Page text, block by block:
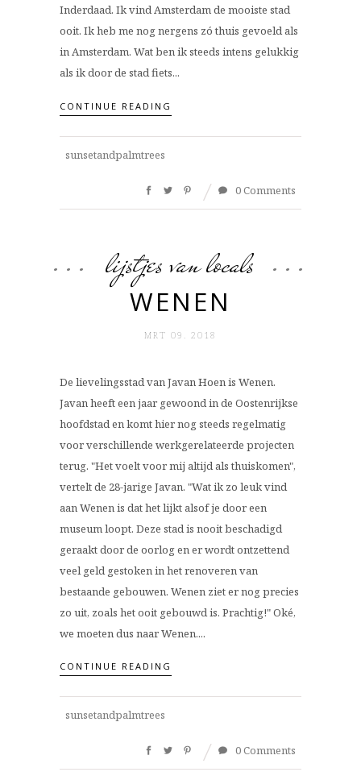
Inderdaad. Ik vind Amsterdam de mooiste stad
ooit. Ik heb me nog nergens zó thuis gevoeld als
in Amsterdam. Wat ben ik steeds intens gelukkig
als ik door de stad fiets...
CONTINUE READING
sunsetandpalmtrees
0 Comments
lijstjes van locals
WENEN
MRT 09. 2018
De lievelingsstad van Javan Hoen is Wenen.
Javan heeft een jaar gewoond in de Oostenrijkse
hoofdstad en komt hier nog steeds regelmatig
voor verschillende werkgerelateerde projecten
terug. "Het voelt voor mij altijd als thuiskomen",
vertelt de 28-jarige Javan. "Wat ik zo leuk vind
aan Wenen is dat het lijkt alsof je door een
museum loopt. Deze stad is nooit beschadigd
geraakt door de oorlog en er wordt ontzettend
veel geld gestoken in het renoveren van
bestaande gebouwen. Wenen ziet er nog precies
zo uit, zoals het ooit gebouwd is. Prachtig!" Oké,
we moeten dus naar Wenen....
CONTINUE READING
sunsetandpalmtrees
0 Comments